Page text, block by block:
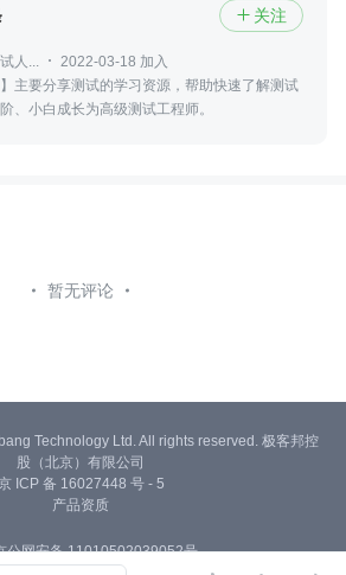
 关注
人...
2022-03-18 加入
主要分享测试的学习资源，帮助快速了解测试
、小白成长为高级测试工程师。
暂无评论
Technology Ltd. All rights reserved. 极客邦控
股（北京）有限公司
ICP 备 16027448 号 - 5
产品资质
公网安备 11010502039052号